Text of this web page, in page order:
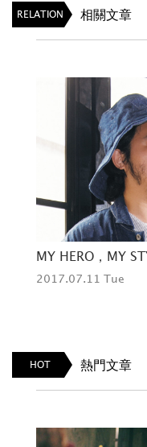
RELATION 相關文章
MY INFLUENCER
2017.07.10 Mon
HOT 熱門文章